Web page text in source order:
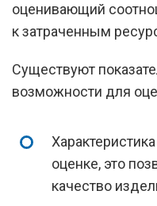
оценивающий
к затраченным
Существуют
возможности для
оценке, это
качество